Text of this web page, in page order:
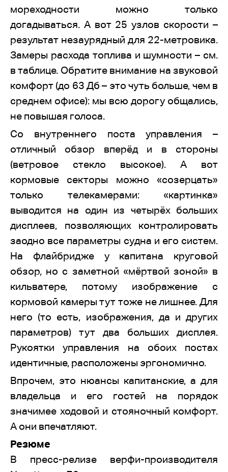
мореходности можно только
догадываться. А вот 25 узлов скорости –
результат незаурядный для 22-метровика.
Замеры расхода топлива и шумности – см.
в таблице. Обратите внимание на звуковой
комфорт (до 63 Дб – это чуть больше, чем в
среднем офисе): мы всю дорогу общались,
не повышая голоса.
Со внутреннего поста управления –
отличный обзор вперёд и в стороны
(ветровое стекло высокое). А вот
кормовые секторы можно «созерцать»
только телекамерами: «картинка»
выводится на один из четырёх больших
дисплеев, позволяющих контролировать
заодно все параметры судна и его систем.
На флайбридже у капитана круговой
обзор, но с заметной «мёртвой зоной» в
кильватере, потому изображение с
кормовой камеры тут тоже не лишнее. Для
него (то есть, изображения, да и других
параметров) тут два больших дисплея.
Рукоятки управления на обоих постах
идентичные, расположены эргономично.
Впрочем, это нюансы капитанские, а для
владельца и его гостей на порядок
значимее ходовой и стояночный комфорт.
А они впечатляют.
Резюме
В пресс-релизе верфи-производителя